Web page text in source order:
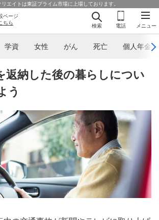
エイトは東証プライム市場に上場しております。
メニュー
検索 電話
ページ
ちら
学資 女性 がん 死亡 個人年金
返納した後の暮らしについ
う